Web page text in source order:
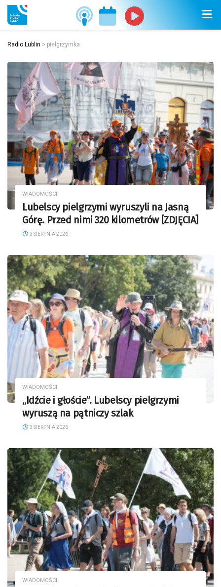
Radio Lublin > pielgrzymka
WIADOMOŚCI
Lubelscy pielgrzymi wyruszyli na Jasną
Górę. Przed nimi 320 kilometrów [ZDJĘCIA]
3 SIERPNIA 2026
WIADOMOŚCI
„Idźcie i głoście”. Lubelscy pielgrzymi
wyruszą na pątniczy szlak
3 SIERPNIA 2026
WIADOMOŚCI